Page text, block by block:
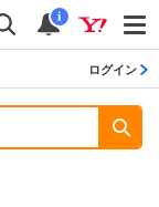
検索
通知
i
ログイン